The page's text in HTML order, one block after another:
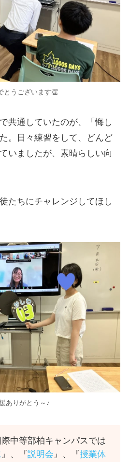
とうございます👏
共通していたのが、「悔し
。日々練習をして、どんど
いましたが、素晴らしい向
たちにチャレンジしてほし
ありがとう～♪
中等部柏キャンパスでは
』、『説明会 』、『授業体